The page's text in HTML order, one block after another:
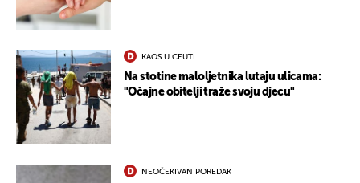
KAOS U CEUTI
Na stotine maloljetnika lutaju ulicama:
"Očajne obitelji traže svoju djecu"
NEOČEKIVAN POREDAK